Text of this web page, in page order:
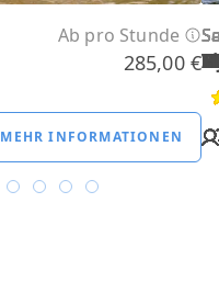
Ab pro Stunde
285,00 €
MEHR INFORMATIONEN